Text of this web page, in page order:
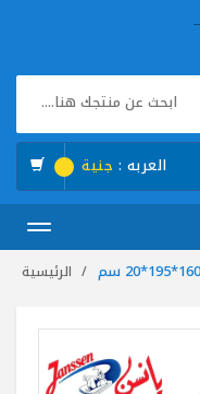
العربه : جنية
الرئيسية